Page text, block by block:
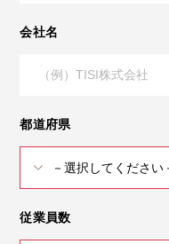
会社名
都道府県
従業員数